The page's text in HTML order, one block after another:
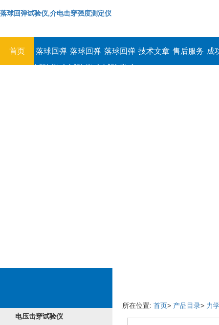
落球回弹试验仪,介电击穿强度测定仪
首页
落球回弹
试验仪,介
落球回弹
试验仪,介
落球回弹
试验仪,介
技术文章 售后服务 成
电压击穿试验仪
所在位置: 首页> 产品目录> 力